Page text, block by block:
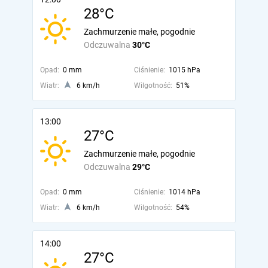
28°C
Odczuwalna 30°C
Zachmurzenie małe, pogodnie
Opad: 0 mm Ciśnienie: 1015 hPa
Wiatr:
6 km/h Wilgotność: 51%
13:00
27°C
Odczuwalna 29°C
Zachmurzenie małe, pogodnie
Opad: 0 mm Ciśnienie: 1014 hPa
Wiatr:
6 km/h Wilgotność: 54%
14:00
27°C